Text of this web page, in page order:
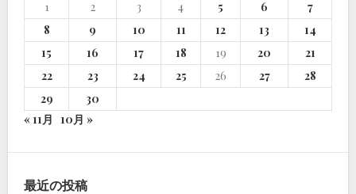
1
2 3 4 5 6
7
8
9 10 11 12 13
14
15
16 17 18 19 20
21
22
23 24 25 26 27
28
29
30
« 11月 10月 »
最近の投稿